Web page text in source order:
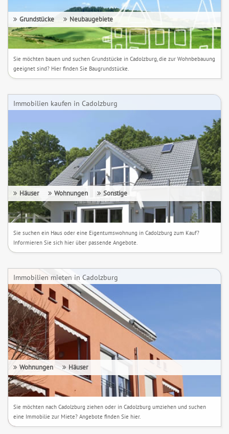
Grundstücke Neubaugebiete
Sie möchten bauen und suchen Grundstücke in Cadolzburg, die zur Wohnbebauung
geeignet sind? Hier finden Sie Baugrundstücke.
Immobilien kaufen in Cadolzburg
Häuser Wohnungen Sonstige
Sie suchen ein Haus oder eine Eigentumswohnung in Cadolzburg zum Kauf?
Informieren Sie sich hier über passende Angebote.
Immobilien mieten in Cadolzburg
Wohnungen Häuser
Sie möchten nach Cadolzburg ziehen oder in Cadolzburg umziehen und suchen
eine Immobilie zur Miete? Angebote finden Sie hier.